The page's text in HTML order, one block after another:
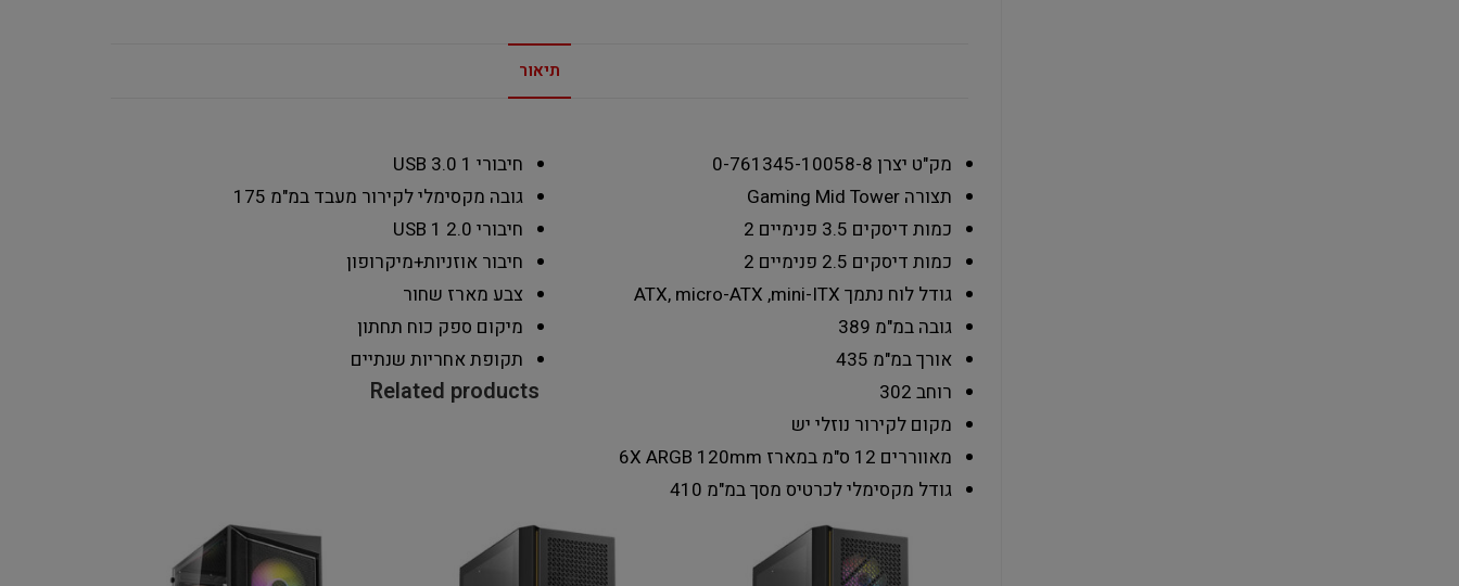
תיאור
מק"ט יצרן 0-761345-10058-8
תצורהGaming Mid Tower
כמות דיסקים 3.5 פנימיים
2
כמות דיסקים 2.5 פנימיים
2
גודל לוח נתמך ATX, micro-ATX ,mini-ITX
גובה במ"מ 389
אורך במ"מ 435
רוחב 302
מקום לקירור נוזלי יש
מאווררים 12 ס"מ במארז
6X ARGB 120mm
גודל מקסימלי לכרטיס מסך במ"מ 410
חיבורי USB 3.0 1
גובה מקסימלי לקירור מעבד במ"מ 175
חיבורי 2.0 USB
1
חיבוראוזניות+מיקרופון
צבע מארז שחור
מיקום ספק כוח תחתון
תקופת אחריות שנתיים
Related products